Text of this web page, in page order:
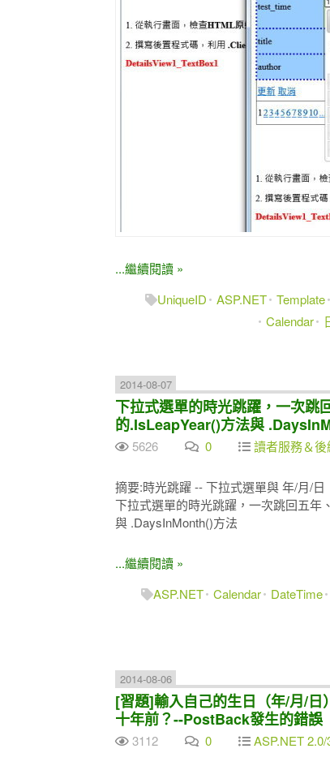
...繼續閱讀 »
UniqueID
ASP.NET Template
Calendar
2014-08-07
下拉式選單的時光跳躍，一次跳
的.IsLeapYear()方法與
5626 0 讀者服務＆
摘要:時光跳躍 -- 下拉式選單與 年/月/日
下拉式選單的時光跳躍，一次跳回五年
與 .DaysInMonth()方法
...繼續閱讀 »
ASP.NET Calendar DateTime
2014-08-06
[習題]輸入自己的生日（年/月/
十年前？--PostBack發生的錯誤
3112 0 ASP.NET